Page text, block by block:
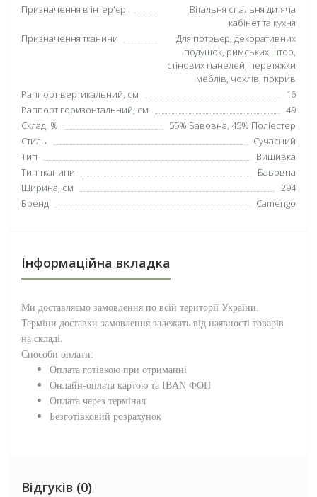
Призначення в інтер'єрі
Вітальня спальня дитяча
кабінет та кухня
Призначення тканини
Для потрьєр, декоративних
подушок, римських штор,
стінових панелей, перетяжки
меблів, чохлів, покрив
Раппорт вертикальний, см
16
Раппорт горизонтальний, см
49
Склад, %
55% Бавовна, 45% Поліестер
Стиль
Сучасний
Тип
Вишивка
Тип тканини
Бавовна
Ширина, см
294
Бренд
Camengo
Інформаційна вкладка
Ми доставляємо замовлення по всій території України.
Терміни доставки замовлення залежать від наявності товарів
на складі.
Способи оплати:
Оплата готівкою при отриманні
Онлайн-оплата картою та IBAN ФОП
Оплата через термінал
Безготівковий розрахунок
Відгуків (0)